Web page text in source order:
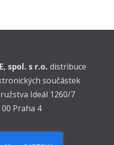
spol. s r.o. distribuce
součástek
Ideál 1260/7
00 Praha 4